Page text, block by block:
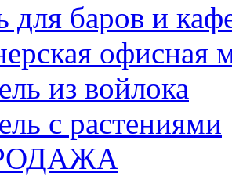
для баров и
офисная
из войлока
с растениями